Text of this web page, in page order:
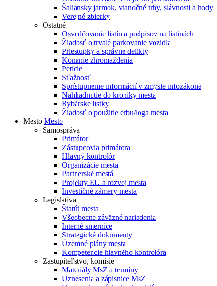
Šaliansky jarmok, vianočné trhy, slávnosti a hody
Verejné zbierky
Ostatné
Osvedčovanie listín a podpisov na listinách
Žiadosť o trvalé parkovanie vozidla
Priestupky a správne delikty
Konanie zhromaždenia
Petície
Sťažnosť
Sprístupnenie informácií v zmysle infozákona
Nahliadnutie do kroniky mesta
Rybárske lístky
Žiadosť o použitie erbu/loga mesta
Mesto Mesto
Samospráva
Primátor
Zástupcovia primátora
Hlavný kontrolór
Organizácie mesta
Partnerské mestá
Projekty EU a rozvoj mesta
Investičné zámery mesta
Legislatíva
Štatút mesta
Všeobecne záväzné nariadenia
Interné smernice
Strategické dokumenty
Územné plány mesta
Kompetencie hlavného kontrolóra
Zastupiteľstvo, komisie
Materiály MsZ a termíny
Uznesenia a zápisnice MsZ